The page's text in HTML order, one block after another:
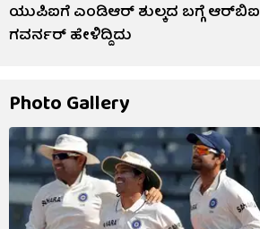
ಯುಪಿಐಗೆ ಎಂಡಿಆರ್ ಶುಲ್ಕದ ಬಗ್ಗೆ ಆರ್​ಬಿಐ
ಗವರ್ನರ್ ಹೇಳಿದ್ದಿದು
Photo Gallery